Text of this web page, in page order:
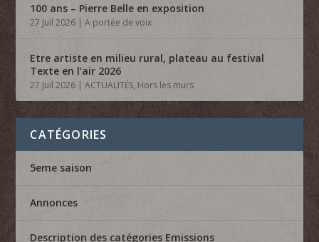
100 ans – Pierre Belle en exposition
27 Juil 2026 |A portée de voix
Etre artiste en milieu rural, plateau au festival
Texte en l’air 2026
27 Juil 2026 |ACTUALITÉS, Hors les murs
CATÉGORIES
5eme saison
Annonces
Description des catégories Emissions